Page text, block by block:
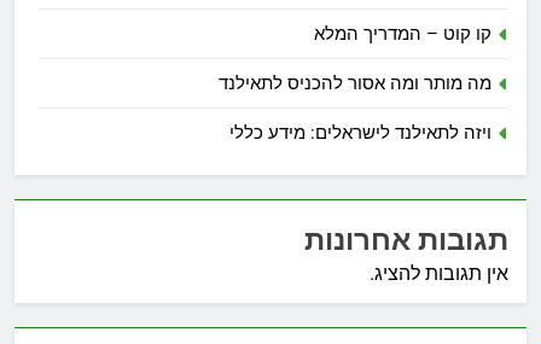
קו קוט – המדריך המלא
מה מותר ומה אסור להכניס לתאילנד
ויזה לתאילנד לישראלים: מידע כללי
תגובות אחרונות
אין תגובות להציג.